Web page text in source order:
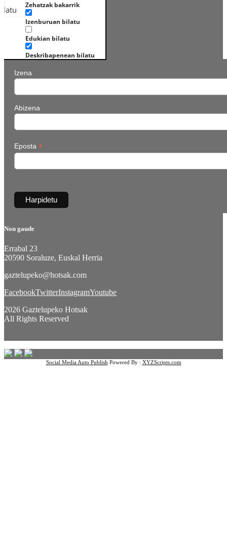
Zehatzak bakarrik
Izenburuan bilatu
Edukian bilatu
Deskribapenean bilatu
Izena
Abizena
Eposta *
Non gaude
Errabal 23
20590 Soraluze, Euskal Herria
gaztelupeko@hotsak.com
FacebookTwitterInstagramYoutube
2026 Gaztelupeko Hotsak
All Rights Reserved
Social Media Auto Publish Powered By : XYZScripts.com